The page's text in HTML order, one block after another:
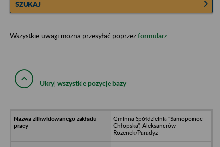
SZUKAJ
Wszystkie uwagi można przesyłać poprzez formularz
Ukryj wszystkie pozycje bazy
Gminna Spółdzielnia "Samopomoc
Chłopska", Aleksandrów -
Rożenek/Paradyż